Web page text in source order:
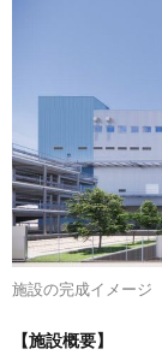
施設の完成イメージ
【施設概要】